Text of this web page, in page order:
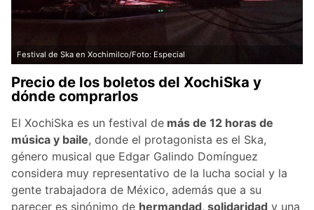
Festival de Ska en Xochimilco/Foto: Especial
Precio de los boletos del XochiSka y
dónde comprarlos
El XochiSka es un festival de más de 12 horas de
música y baile, donde el protagonista es el Ska,
género musical que Edgar Galindo Domínguez
considera muy representativo de la lucha social y la
gente trabajadora de México, además que a su
parecer es sinónimo de hermandad, solidaridad y una